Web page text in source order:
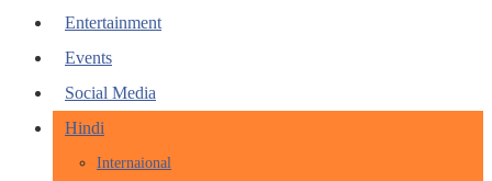
Entertainment
Events
Social Media
Hindi
Internaional